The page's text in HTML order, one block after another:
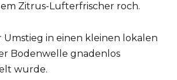
Zitrus-Lufterfrischer roch.
Umstieg in einen kleinen lokalen
Bodenwelle gnadenlos
wurde.